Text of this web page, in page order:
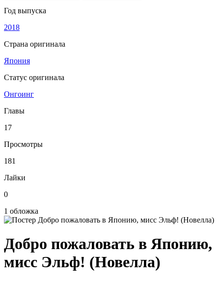
Год выпуска
2018
Страна оригинала
Япония
Статус оригинала
Онгоинг
Главы
17
Просмотры
181
Лайки
0
1 обложка
Добро пожаловать в Японию,
мисс Эльф! (Новелла)